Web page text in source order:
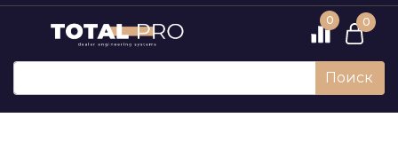
0 0
Поиск